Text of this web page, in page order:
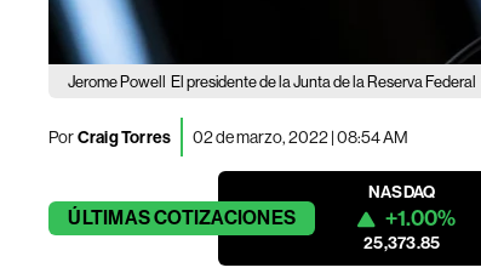
Jerome Powell El presidente de la Junta de la Reserva Federal
PorCraig Torres 02 de marzo, 2022 | 08:54 AM
ÚLTIMASCOTIZACIONES
NASDAQ
+1.00%
25,373.85